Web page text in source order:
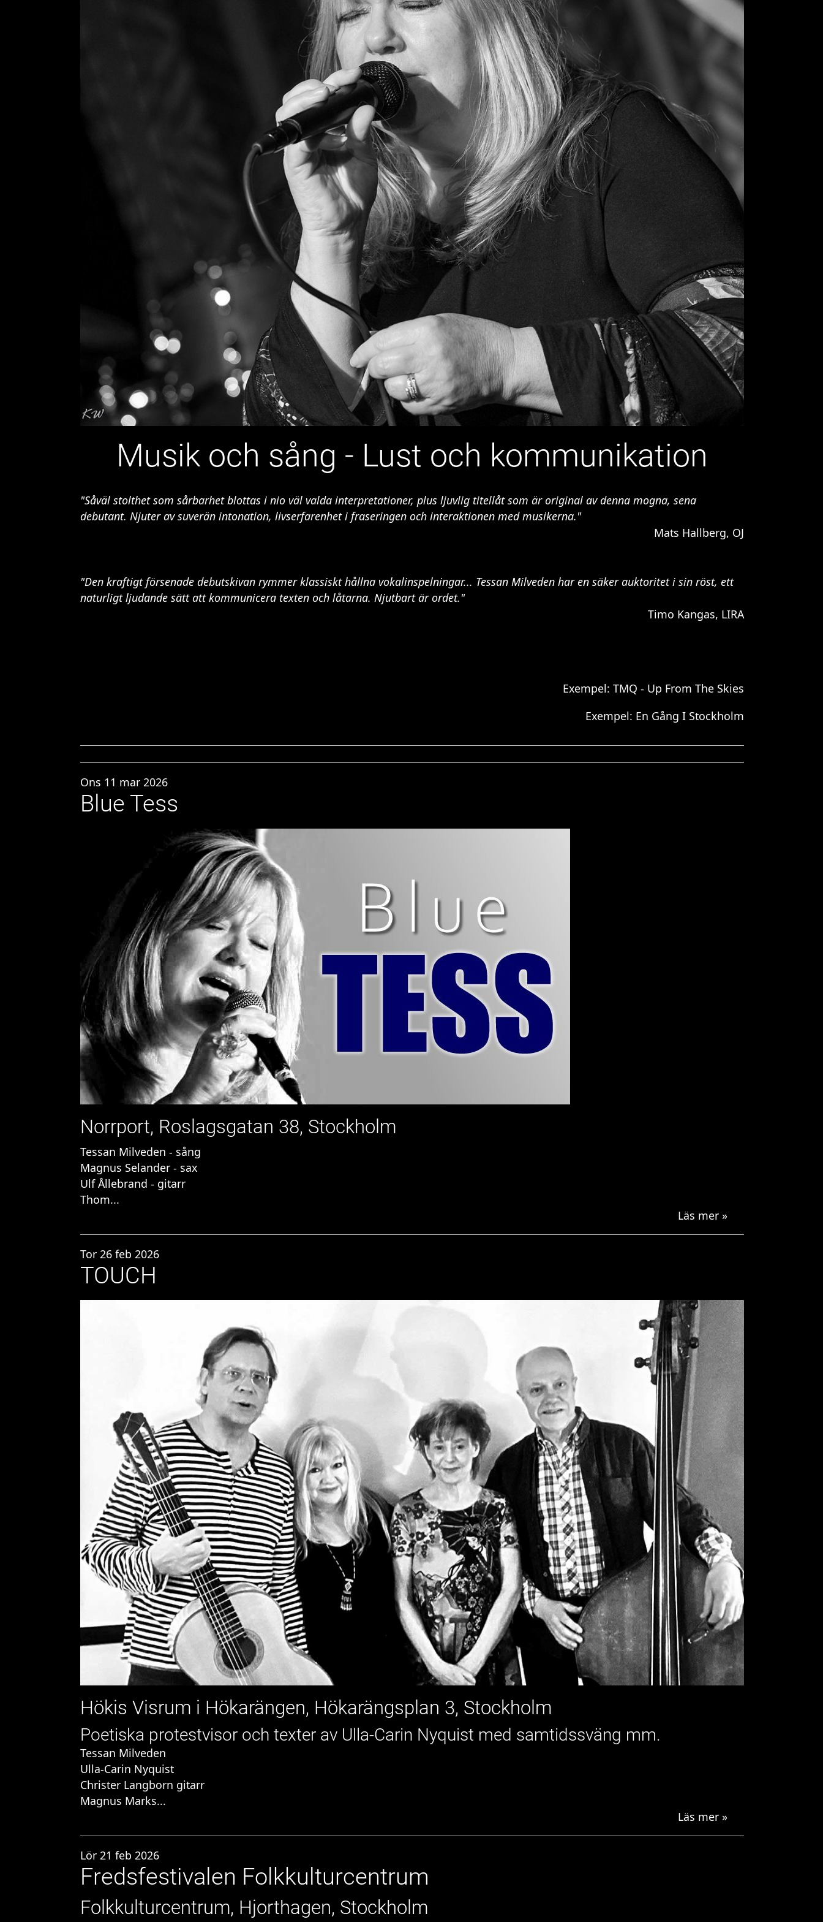
Musik och sång - Lust och kommunikation
"Såväl stolthet som sårbarhet blottas i nio väl valda interpretationer, plus ljuvlig titellåt som är original av denna mogna, sena
debutant. Njuter av suverän intonation, livserfarenhet i fraseringen och interaktionen med musikerna."
Mats Hallberg, OJ
"Den kraftigt försenade debutskivan rymmer klassiskt hållna vokalinspelningar... Tessan Milveden har en säker auktoritet i sin röst, ett
naturligt ljudande sätt att kommunicera texten och låtarna. Njutbart är ordet."
Timo Kangas, LIRA
Exempel: TMQ - Up From The Skies
Exempel: En Gång I Stockholm
Ons 11 mar 2026
Blue Tess
Norrport, Roslagsgatan 38, Stockholm
Tessan Milveden - sång
Magnus Selander - sax
Ulf Ållebrand - gitarr
Thom...
Läs mer »
Tor 26 feb 2026
TOUCH
Hökis Visrum i Hökarängen, Hökarängsplan 3, Stockholm
Poetiska protestvisor och texter av Ulla-Carin Nyquist med samtidssväng mm.
Tessan Milveden
Ulla-Carin Nyquist
Christer Langborn gitarr
Magnus Marks...
Läs mer »
Lör 21 feb 2026
Fredsfestivalen Folkkulturcentrum
Folkkulturcentrum, Hjorthagen, Stockholm